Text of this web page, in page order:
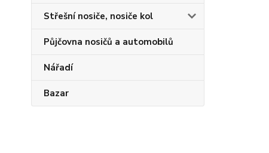
Střešní nosiče, nosiče kol
Půjčovna nosičů a automobilů
Nářadí
Bazar